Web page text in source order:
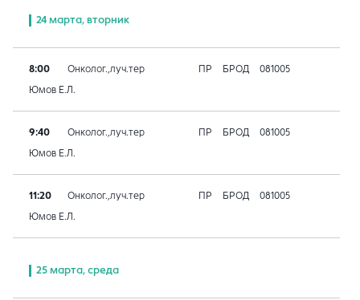
24 марта, вторник
8:00 Онколог.,луч.тер ПР БРОД 081005
Юмов Е.Л.
9:40 Онколог.,луч.тер ПР БРОД 081005
Юмов Е.Л.
11:20 Онколог.,луч.тер ПР БРОД 081005
Юмов Е.Л.
25 марта, среда